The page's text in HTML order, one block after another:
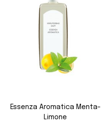
Essenza Aromatica Menta-
Limone